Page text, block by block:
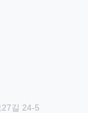
길 24-5